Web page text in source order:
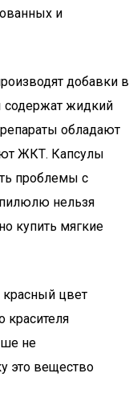
и
добавки в
содержат жидкий
обладают
ЖКТ. Капсулы
проблемы с
нельзя
купить мягкие
цвет
красителя
не
это вещество